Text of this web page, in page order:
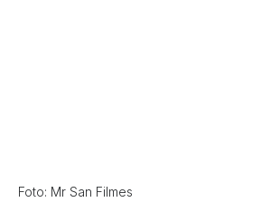
Foto: Mr San Filmes